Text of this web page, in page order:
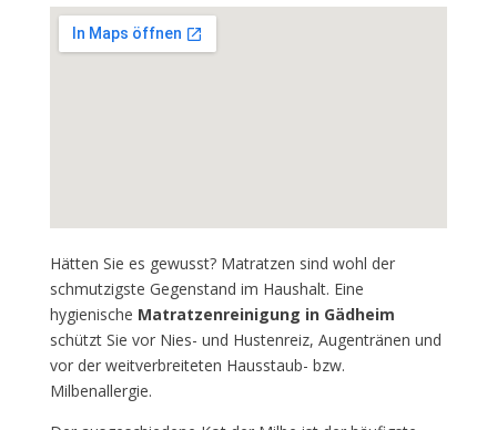
Hätten Sie es gewusst? Matratzen sind wohl der
schmutzigste Gegenstand im Haushalt. Eine
hygienische Matratzenreinigung in Gädheim
schützt Sie vor Nies- und Hustenreiz, Augentränen und
vor der weitverbreiteten Hausstaub- bzw.
Milbenallergie.